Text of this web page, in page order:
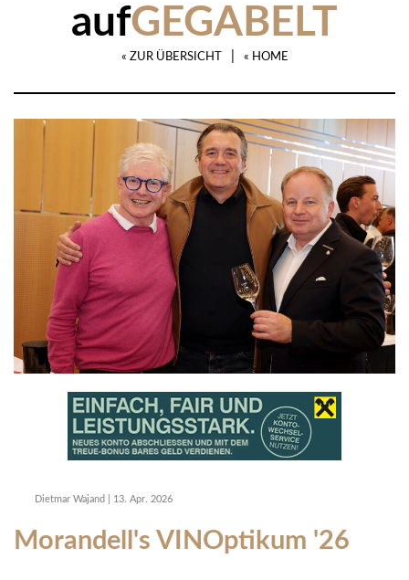
aufGEGABELT
« ZUR ÜBERSICHT « HOME
Dietmar Wajand 13. Apr. 2026
Morandell's VINOptikum '26